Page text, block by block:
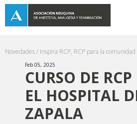
Novedades / Inspira RCP, RCP para la comunidad
Feb 05, 2025
CURSO DE
EL HOSPITAL
ZAPALA